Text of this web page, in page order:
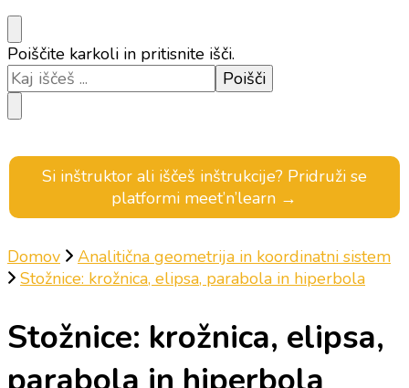
Iščeš
kaj?
Poiščite karkoli in pritisnite išči.
Si inštruktor ali iščeš inštrukcije? Pridruži se
platformi meet’n’learn →
Domov
Analitična geometrija in koordinatni sistem
Stožnice: krožnica, elipsa, parabola in hiperbola
Stožnice: krožnica, elipsa,